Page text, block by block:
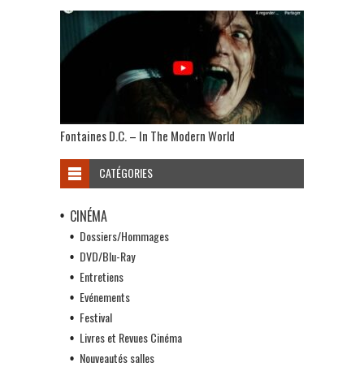
Fontaines D.C. – In The Modern World
CATÉGORIES
CINÉMA
Dossiers/Hommages
DVD/Blu-Ray
Entretiens
Evénements
Festival
Livres et Revues Cinéma
Nouveautés salles